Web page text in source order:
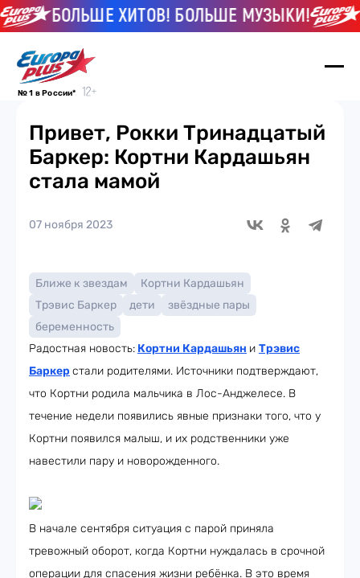
БОЛЬШЕ ХИТОВ! БОЛЬШЕ МУЗЫКИ!
№ 1 в России*
Привет, Рокки Тринадцатый
Баркер: Кортни Кардашьян
стала мамой
07 ноября 2023
Ближе к звездам
Кортни Кардашьян
Трэвис Баркер
дети
звёздные пары
беременность
Радостная новость: Кортни Кардашьян и Трэвис
Баркер стали родителями. Источники подтверждают,
что Кортни родила мальчика в Лос-Анджелесе. В
течение недели появились явные признаки того, что у
Кортни появился малыш, и их родственники уже
навестили пару и новорожденного.
В начале сентября ситуация с парой приняла
тревожный оборот, когда Кортни нуждалась в срочной
операции для спасения жизни ребёнка. В это время